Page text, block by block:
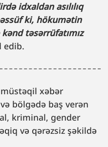
idxaldan asılılıq
ki, hökumətin
təsərrüfatımız
edib.
müstəqil xəbər
bölgədə baş verən
kriminal, gender
və qərəzsiz şəkildə